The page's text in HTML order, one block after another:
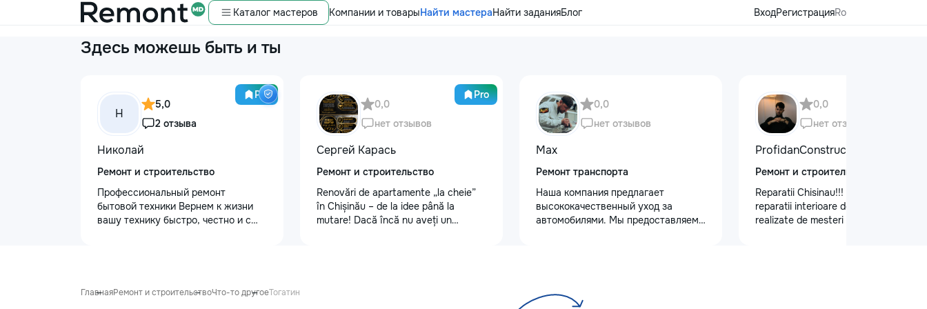
Каталог мастеров Компании и товарыНайти мастераНайти заданияБлог ВходРегистрацияRo
Здесь можешь быть и ты
Pro
Н
5,0
2 отзыва
Николай
Ремонт и строительство
Профессиональный ремонт
бытовой техники Вернем к жизни
вашу технику быстро, честно и с
течение 1–2 часов после заявки. 📉
Pro
0,0
нет отзывов
Сергей Карась
Ремонт и строительство
Renovări de apartamente „la cheie”
în Chișinău – de la idee până la
mutare! Dacă încă nu aveți un
0,0
нет отзывов
Max
Ремонт транспорта
Наша компания предлагает
высококачественный уход за
автомобилями. Мы предоставляем
защитными пленками, полировку
0,0
нет отзывов
ProfidanConstruct
Ремонт и строительство
Reparatii Chisinau!!! Oferim servicii de
reparatii interioare de calitate,
realizate de mesteri cu experienta.
ГлавнаяРемонт и строительствоЧто-то другоеТогатин